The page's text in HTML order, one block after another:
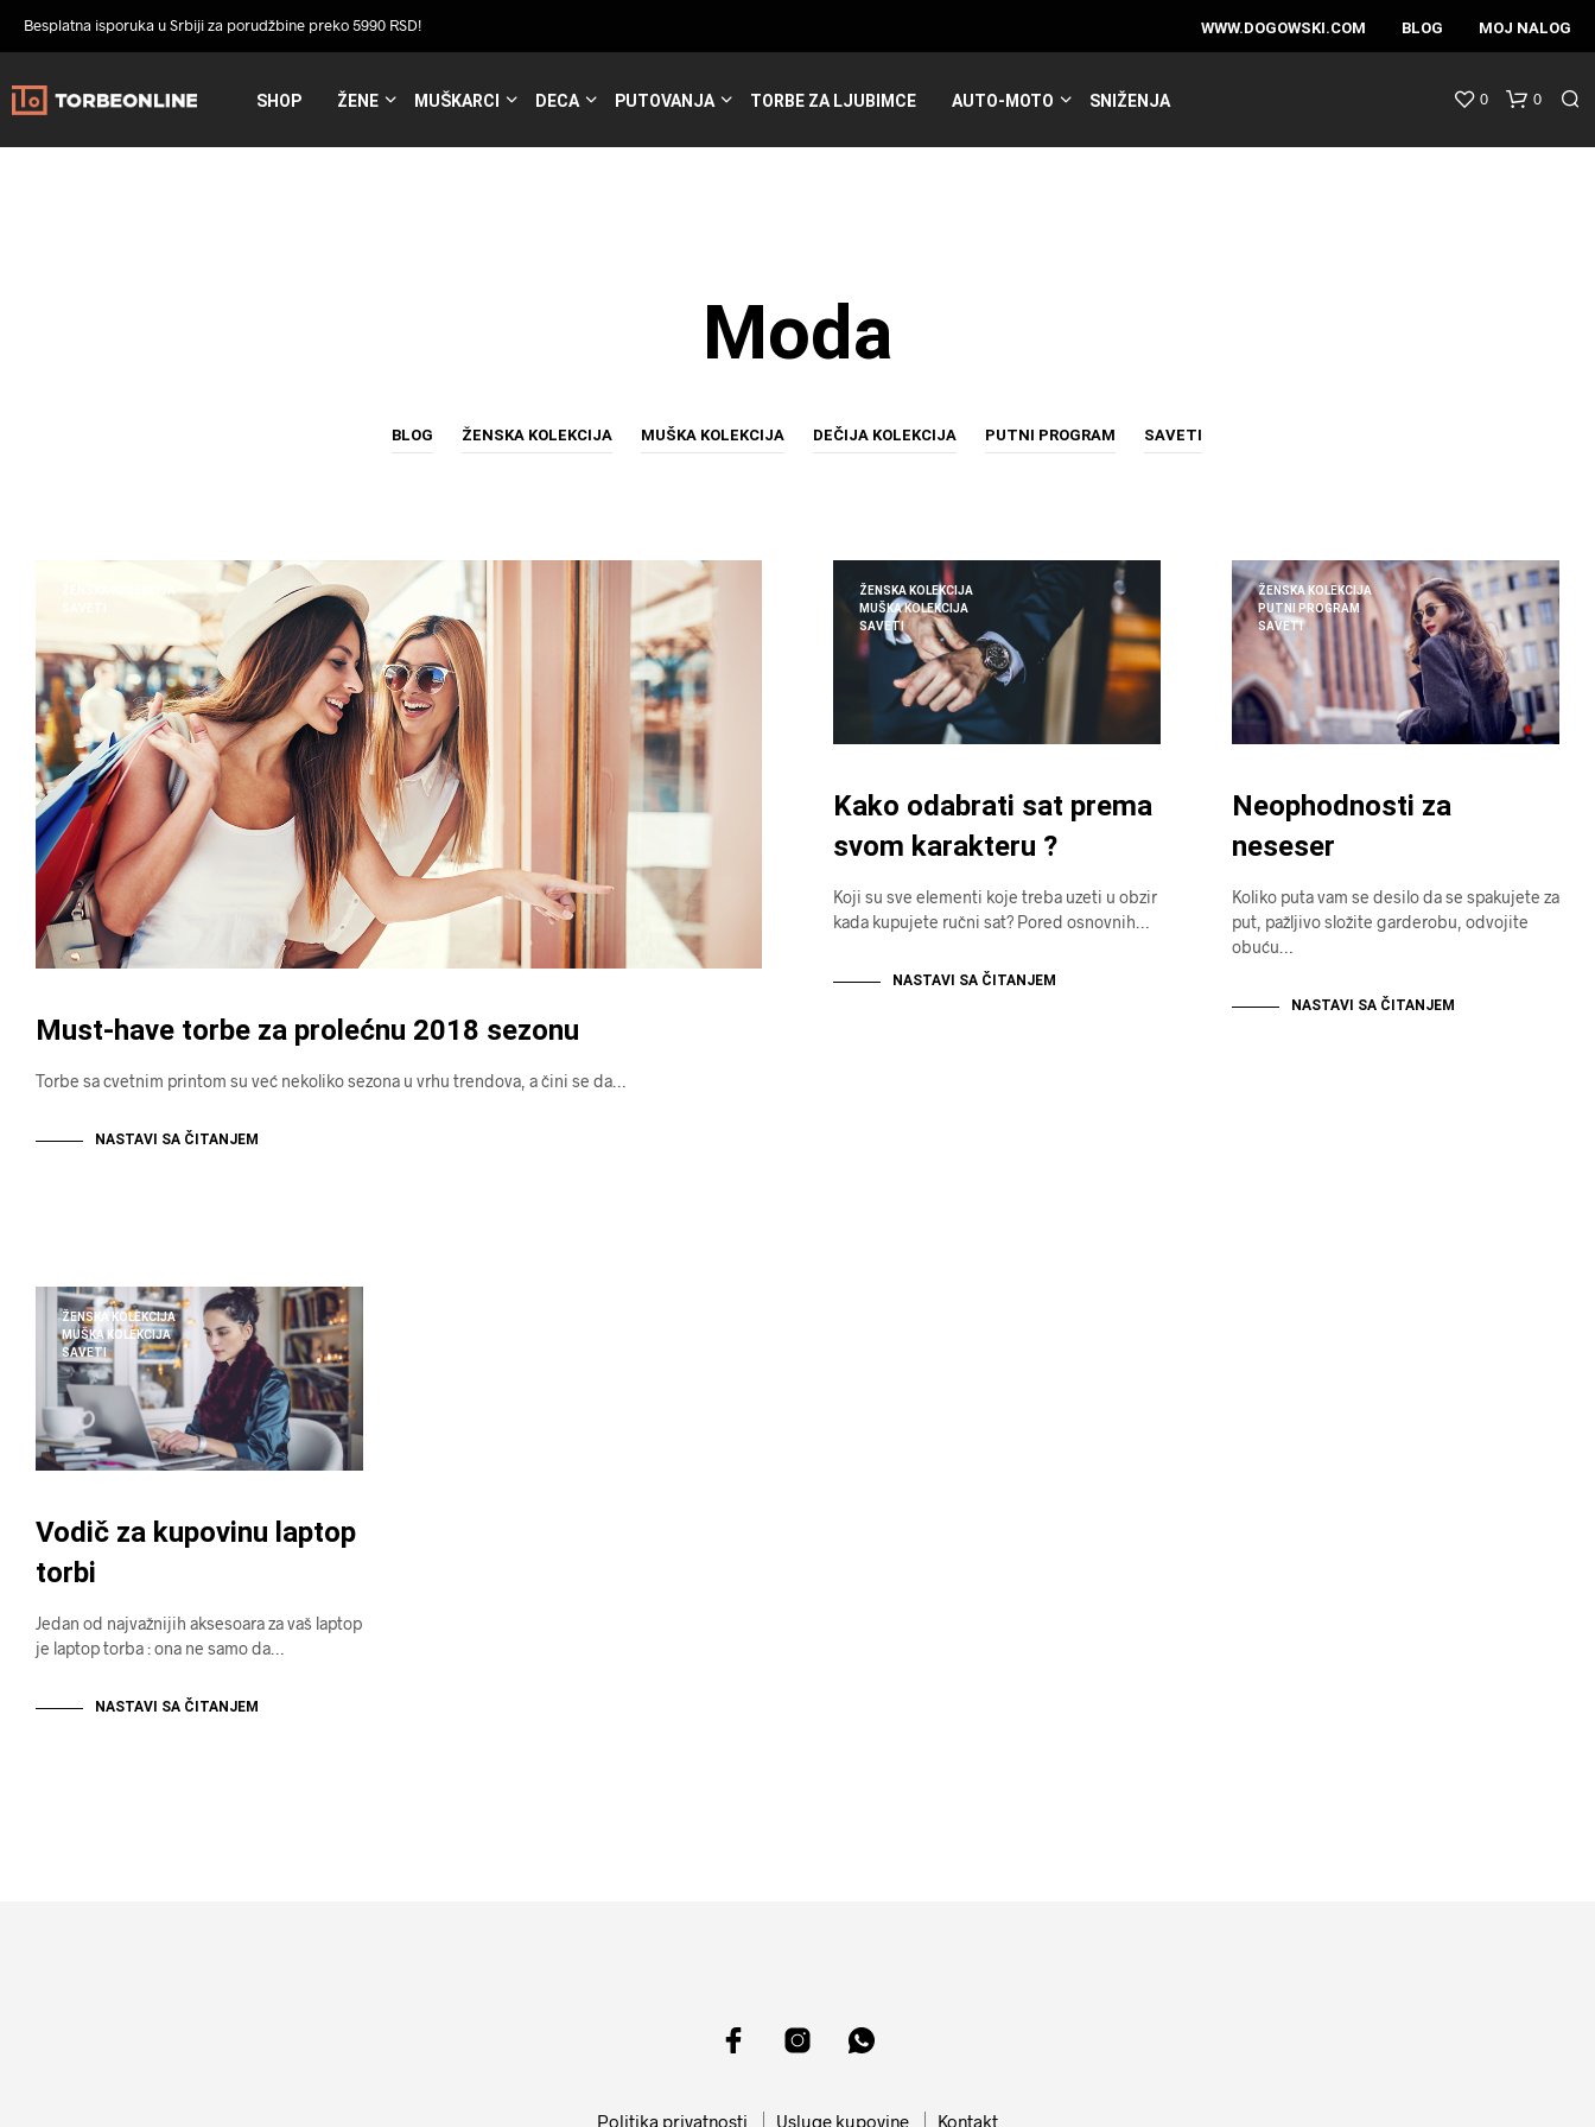
Besplatna isporuka u Srbiji za porudžbine preko 5990 RSD! WWW.DOGOWSKI.COM BLOG MOJ NALOG
SHOP ŽENE MUŠKARCI DECA PUTOVANJA TORBE ZA LJUBIMCE AUTO-MOTO SNIŽENJA 0 0
Moda
BLOG ŽENSKA KOLEKCIJA MUŠKA KOLEKCIJA DEČIJA KOLEKCIJA PUTNI PROGRAM SAVETI
Must-have torbe za prolećnu 2018 sezonu
Torbe sa cvetnim printom su već nekoliko sezona u vrhu trendova, a čini se da…
NASTAVI SA ČITANJEM
ŽENSKA KOLEKCIJA
MUŠKA KOLEKCIJA
SAVETI
Kako odabrati sat prema
svom karakteru ?
Koji su sve elementi koje treba uzeti u obzir
kada kupujete ručni sat? Pored osnovnih…
NASTAVI SA ČITANJEM
ŽENSKA KOLEKCIJA
PUTNI PROGRAM
SAVETI
Neophodnosti za
neseser
Koliko puta vam se desilo da se spakujete za
put, pažljivo složite garderobu, odvojite
obuću…
NASTAVI SA ČITANJEM
ŽENSKA KOLEKCIJA
MUŠKA KOLEKCIJA
SAVETI
Vodič za kupovinu laptop
torbi
Jedan od najvažnijih aksesoara za vaš laptop
je laptop torba : ona ne samo da…
NASTAVI SA ČITANJEM
Politika privatnosti Usluge kupovine Kontakt